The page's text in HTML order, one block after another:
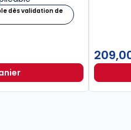
dès validation de
Fiscal 2026 à 215,00 €